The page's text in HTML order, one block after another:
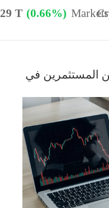
المستثمرين في
T (0.66%)
56.77%